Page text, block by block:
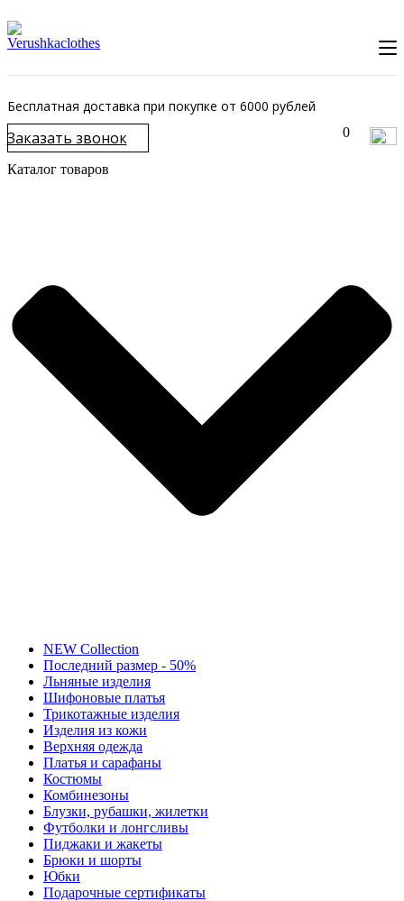
Бесплатная доставка при покупке от 6000 рублей
Заказать звонок 0
Каталог товаров
NEW Collection
Последний размер - 50%
Льняные изделия
Шифоновые платья
Трикотажные изделия
Изделия из кожи
Верхняя одежда
Платья и сарафаны
Костюмы
Комбинезоны
Блузки, рубашки, жилетки
Футболки и лонгсливы
Пиджаки и жакеты
Брюки и шорты
Юбки
Подарочные сертификаты